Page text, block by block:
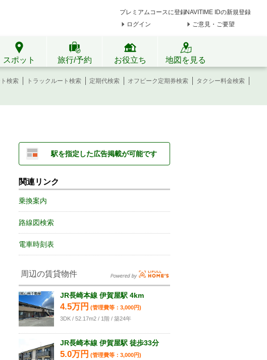
プレミアムコースに登録NAVITIME IDの新規登録
ログイン
ご意見・ご要望
スポット 旅行/予約 お役立ち 地図を見る
検索 トラックルート検索 定期代検索 オフピーク定期券検索
タクシー料金検索
駅を指定した広告掲載が可能です
関連リンク
乗換案内
路線図検索
電車時刻表
周辺の賃貸物件
JR長崎本線 伊賀屋駅 4km
4.5万円 (管理費等：3,000円)
3DK / 52.17m2 / 1階 / 築24年
JR長崎本線 伊賀屋駅 徒歩33分
5.0万円 (管理費等：3,000円)